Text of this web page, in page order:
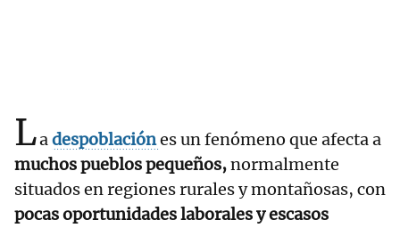
Ladespoblaciónes un fenómeno que afecta a
muchos pueblos pequeños,normalmente
situados en regiones rurales y montañosas, con
pocas oportunidades laborales y escasos